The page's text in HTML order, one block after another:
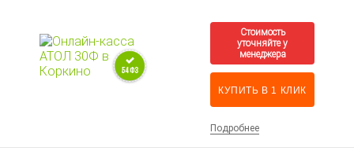
КУПИТЬ В 1 КЛИК
Подробнее